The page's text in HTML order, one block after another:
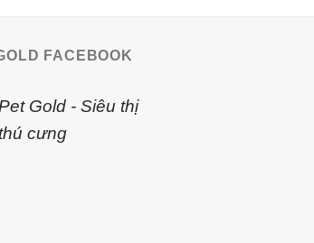
FACEBOOK
Gold - Siêu thị
thú cưng